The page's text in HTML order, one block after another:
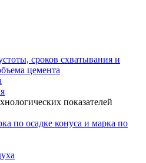
сроков схватывания и
цемента
показателей
по осадке конуса и марка по